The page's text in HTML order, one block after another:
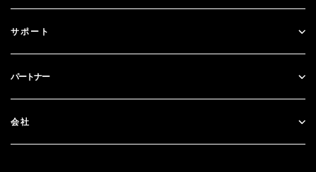
多要素認証
金融サービス
ブログ
ドキュメンテーション
サポート
カスタマー・サポート
パートナー
パートナーになる
会社